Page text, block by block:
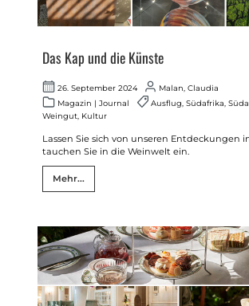
Das Kap und die Künste
26. September 2024
Malan, Claudia
Magazin | Journal Ausflug,Südafrika,
Weingut, Kultur
Lassen Sie sich von unseren Entdeckungen
tauchen Sie in die Weinwelt ein.
Mehr...